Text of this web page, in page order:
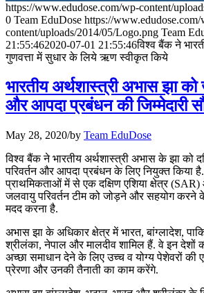
July 31, 2026
📝 डेली करेंट अफेयर्स: 28-31 जुलाई
📝 डेली करेंट अफेयर्स: 25-27 जुलाई
📝 डेली करेंट अफेयर्स: 22-24 जुलाई
July 22, 2026
📝 डेली करेंट अफेयर्स: 19-21 जुलाई
July 19, 2026
📝 डेली करेंट अफेयर्स: 16-18 जुलाई
https://www.edudose.com/wp-content/
0 Team EduDose https://www.edudose.com/
content/uploads/2014/05/Logo.png Team
21:55:462020-07-01 21:55:46विश्व बैंक ने
गुणवत्ता में सुधार के लिये ऋण स्वीकृत किये
भारतीय अर्थशास्त्री अभास झा को
और आपदा प्रबंधन की जिम्मेदारी
May 28, 2020/by Team EduDose
विश्व बैंक ने भारतीय अर्थशास्त्री अभास के झा को
परिवर्तन और आपदा प्रबंधन के लिए नियुक्त किया है.
प्राथमिकताओं में से एक दक्षिण एशिया क्षेत्र
जलवायु परिवर्तन टीम को जोड़ने और सहयोग करने
मदद करना है.
अभास झा के अधिकार क्षेत्र में भारत, बांग्लादेश,
श्रीलंका, नेपाल और मालदीव शामिल हैं. वे इन
अच्छा समाधान देने के लिए उच्च व योग्य पेशेवरों की
प्रेरणा और उनकी तैनाती का काम करेंगे.